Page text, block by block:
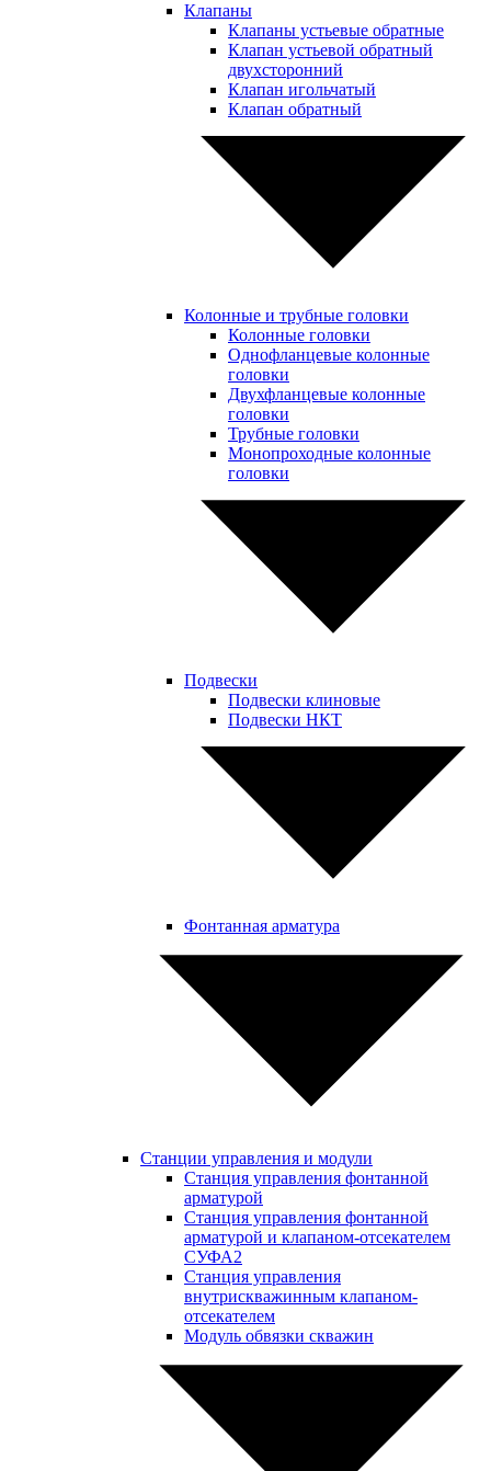
Клапаны
Клапаны устьевые обратные
Клапан устьевой обратный
двухсторонний
Клапан игольчатый
Клапан обратный
Колонные и трубные головки
Колонные головки
Однофланцевые колонные
головки
Двухфланцевые колонные
головки
Трубные головки
Монопроходные колонные
головки
Подвески
Подвески клиновые
Подвески НКТ
Фонтанная арматура
Станции управления и модули
Станция управления фонтанной
арматурой
Станция управления фонтанной
арматурой и клапаном-отсекателем
СУФА2
Станция управления
внутрискважинным клапаном-
отсекателем
Модуль обвязки скважин